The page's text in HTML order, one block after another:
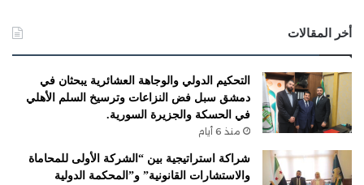
أخر المقالات
التحكيم الدولي والوجاهة العشائرية يبحثان في
دمشق سبل فض النزاعات وترسيخ السلم الأهلي
في الحسكة والجزيرة السورية.
منذ 6 أيام
شراكة استراتيجية بين “الشركة الأولى للمحاماة
والاستشارات القانونية” و”المحكمة الدولية